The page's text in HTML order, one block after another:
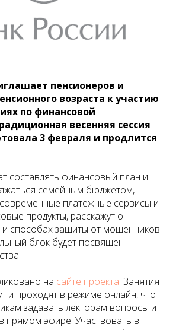
пенсионеров и
возраста к участию
по финансовой
весенняя сессия
3 февраля и продлится
составлять финансовый план и
семейным бюджетом,
платежные сервисы и
продукты, расскажут о
способах защиты от мошенников.
блок будет посвящен
на сайте проекта. Занятия
и проходят в режиме онлайн, что
задавать лекторам вопросы и
прямом эфире. Участвовать в